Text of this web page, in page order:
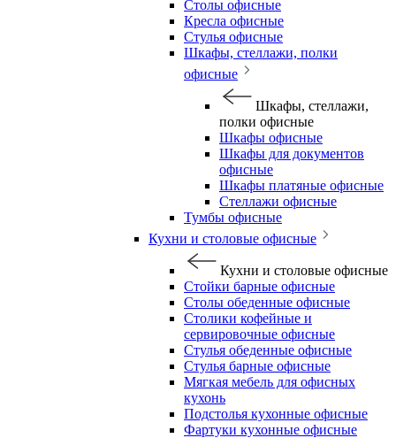
Столы офисные
Кресла офисные
Стулья офисные
Шкафы, стеллажи, полки
офисные
Шкафы, стеллажи,
полки офисные
Шкафы офисные
Шкафы для документов
офисные
Шкафы платяные офисные
Стеллажи офисные
Тумбы офисные
Кухни и столовые офисные
Кухни и столовые офисные
Стойки барные офисные
Столы обеденные офисные
Столики кофейные и
сервировочные офисные
Стулья обеденные офисные
Стулья барные офисные
Мягкая мебель для офисных
кухонь
Подстолья кухонные офисные
Фартуки кухонные офисные